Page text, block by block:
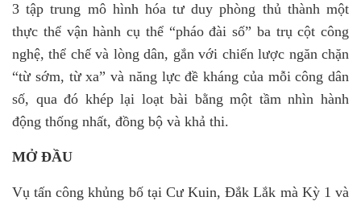
3 tập trung mô hình hóa tư duy phòng thủ thành một
thực thể vận hành cụ thể “pháo đài số” ba trụ cột công
nghệ, thể chế và lòng dân, gắn với chiến lược ngăn chặn
“từ sớm, từ xa” và năng lực đề kháng của mỗi công dân
số, qua đó khép lại loạt bài bằng một tầm nhìn hành
động thống nhất, đồng bộ và khả thi.
MỞ ĐẦU
Vụ tấn công khủng bố tại Cư Kuin, Đắk Lắk mà Kỳ 1 và